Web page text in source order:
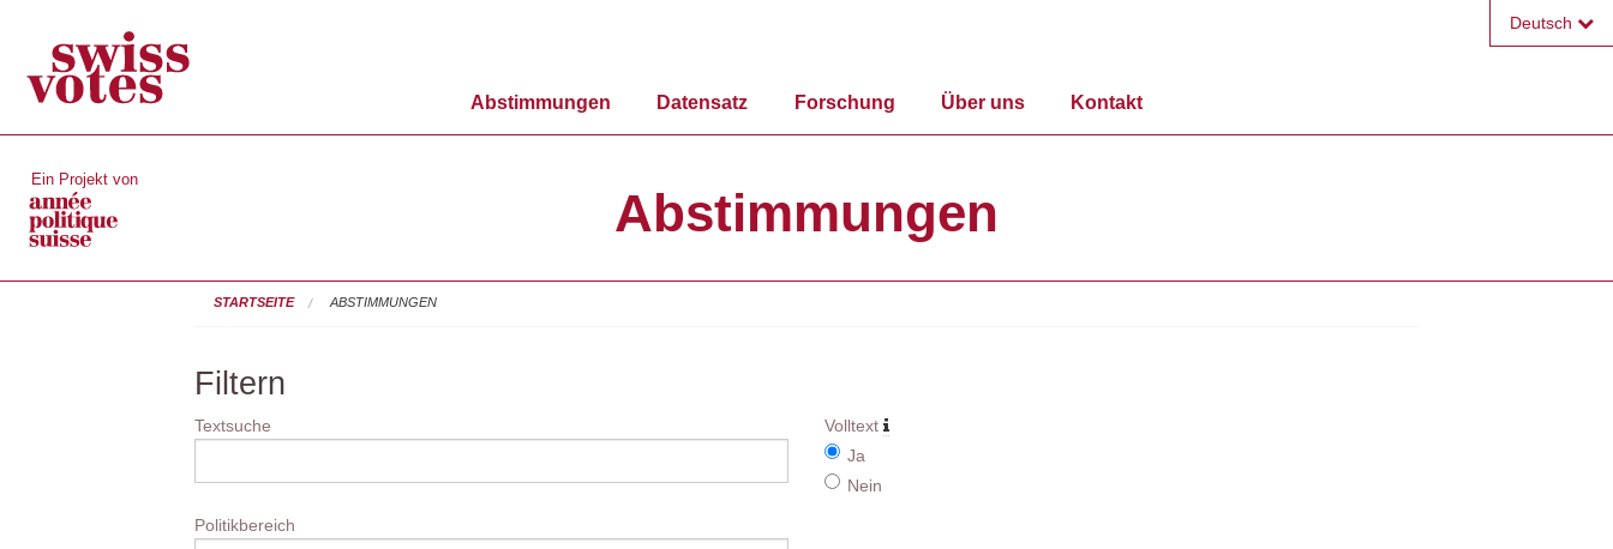
Abstimmungen Datensatz Forschung Über uns Kontakt
Deutsch
Ein Projekt von
Abstimmungen
STARTSEITE ABSTIMMUNGEN
Filtern
Textsuche
Volltext
Ja
Nein
Politikbereich